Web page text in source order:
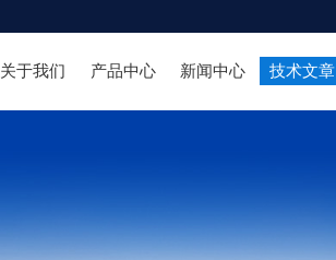
关于我们 产品中心 新闻中心 技术文章